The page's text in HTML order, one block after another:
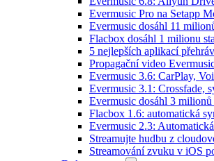
Evermusic Pro na Setapp
Evermusic dosáhl 11
Flacbox dosáhl 1 milionu
5 nejlepších aplikací
Propagační video
Evermusic 3.6: CarPlay,
Evermusic 3.1: Crossfade,
Evermusic dosáhl 3
Flacbox 1.6: automatická
Evermusic 2.3:
Streamujte hudbu z
Streamování zvuku v iOS